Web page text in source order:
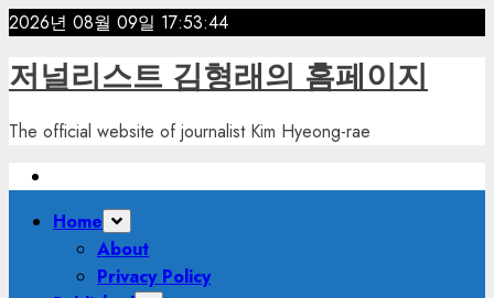
Skip
content
2026년 08월 09일 17:53:46
저널리스트 김형래의 홈페이지
The official website of journalist Kim Hyeong-rae
PrimaryHome
About
Privacy Policy